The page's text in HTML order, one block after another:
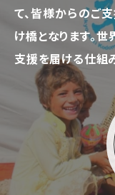
て、皆様からのご
け橋となります。世
支援を届ける仕組